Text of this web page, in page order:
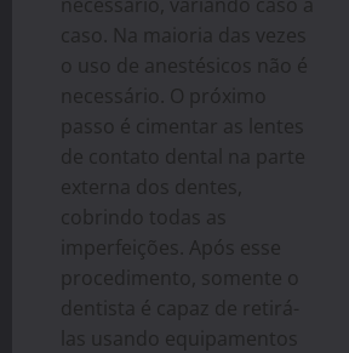
caso. Na maioria das vezes
o uso de anestésicos não é
necessário. O próximo
passo é cimentar as lentes
de contato dental na parte
externa dos dentes,
cobrindo todas as
imperfeições. Após esse
procedimento, somente o
dentista é capaz de retirá-
las usando equipamentos